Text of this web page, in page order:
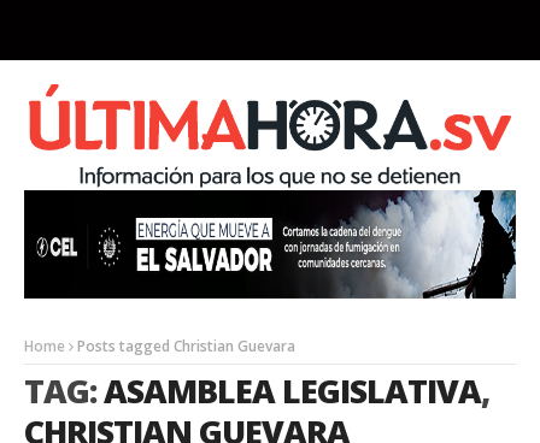
Home Posts tagged Christian Guevara
TAG:ASAMBLEA LEGISLATIVA,
CHRISTIAN GUEVARA